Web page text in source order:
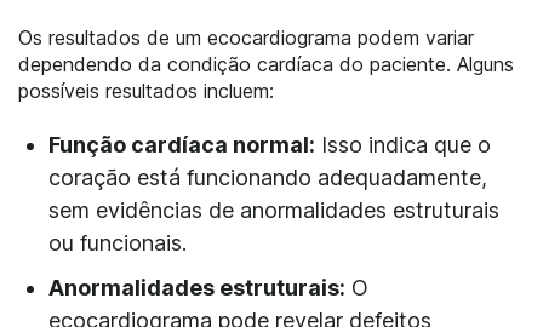
Os resultados de um ecocardiograma podem variar
dependendo da condição cardíaca do paciente. Alguns
possíveis resultados incluem:
Função cardíaca normal: Isso indica que o
coração está funcionando adequadamente,
sem evidências de anormalidades estruturais
ou funcionais.
Anormalidades estruturais: O
ecocardiograma pode revelar defeitos